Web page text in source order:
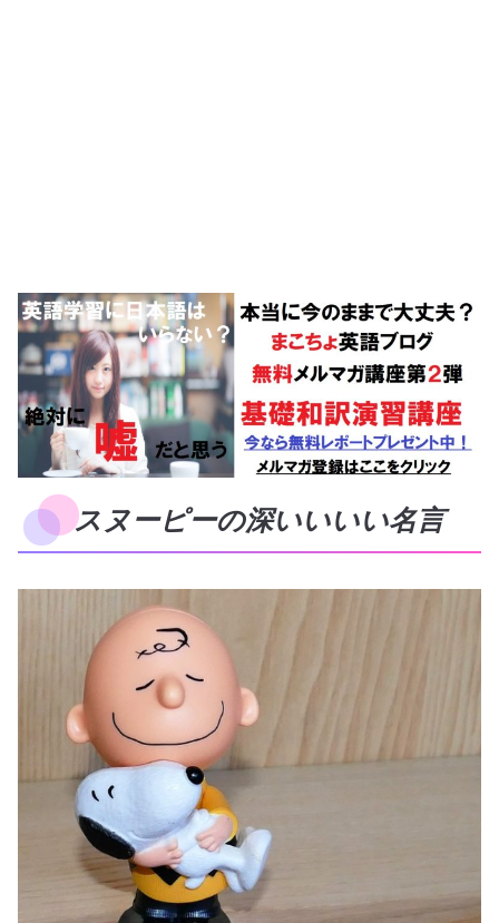
スヌーピーの深いいいい名言